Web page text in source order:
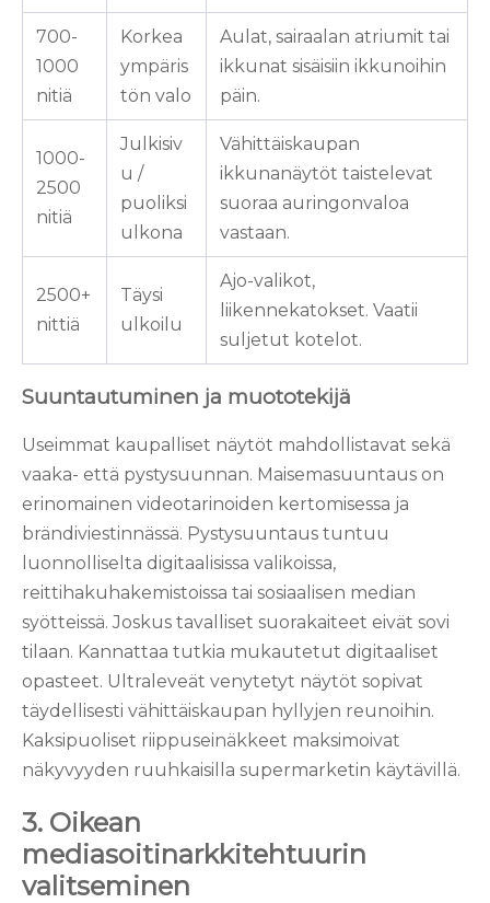
700-
1000
nitiä
Korkea
ympäris
tön valo
Aulat, sairaalan atriumit tai
ikkunat sisäisiin ikkunoihin
päin.
1000-
2500
nitiä
Julkisiv
u /
puoliksi
ulkona
Vähittäiskaupan
ikkunanäytöt taistelevat
suoraa auringonvaloa
vastaan.
2500+
nittiä
Täysi
ulkoilu
Ajo-valikot,
liikennekatokset. Vaatii
suljetut kotelot.
Suuntautuminen ja muototekijä
Useimmat kaupalliset näytöt mahdollistavat sekä
vaaka- että pystysuunnan. Maisemasuuntaus on
erinomainen videotarinoiden kertomisessa ja
brändiviestinnässä. Pystysuuntaus tuntuu
luonnolliselta digitaalisissa valikoissa,
reittihakuhakemistoissa tai sosiaalisen median
syötteissä. Joskus tavalliset suorakaiteet eivät sovi
tilaan. Kannattaa tutkia mukautetut digitaaliset
opasteet. Ultraleveät venytetyt näytöt sopivat
täydellisesti vähittäiskaupan hyllyjen reunoihin.
Kaksipuoliset riippuseinäkkeet maksimoivat
näkyvyyden ruuhkaisilla supermarketin käytävillä.
3. Oikean
mediasoitinarkkitehtuurin
valitseminen